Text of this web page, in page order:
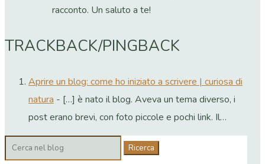
racconto. Un saluto a te!
TRACKBACK/PINGBACK
Aprire un blog: come ho iniziato a scrivere | curiosa di
natura - […] è nato il blog. Aveva un tema diverso, i
post erano brevi, con foto piccole e pochi link. Il…
Cerca: